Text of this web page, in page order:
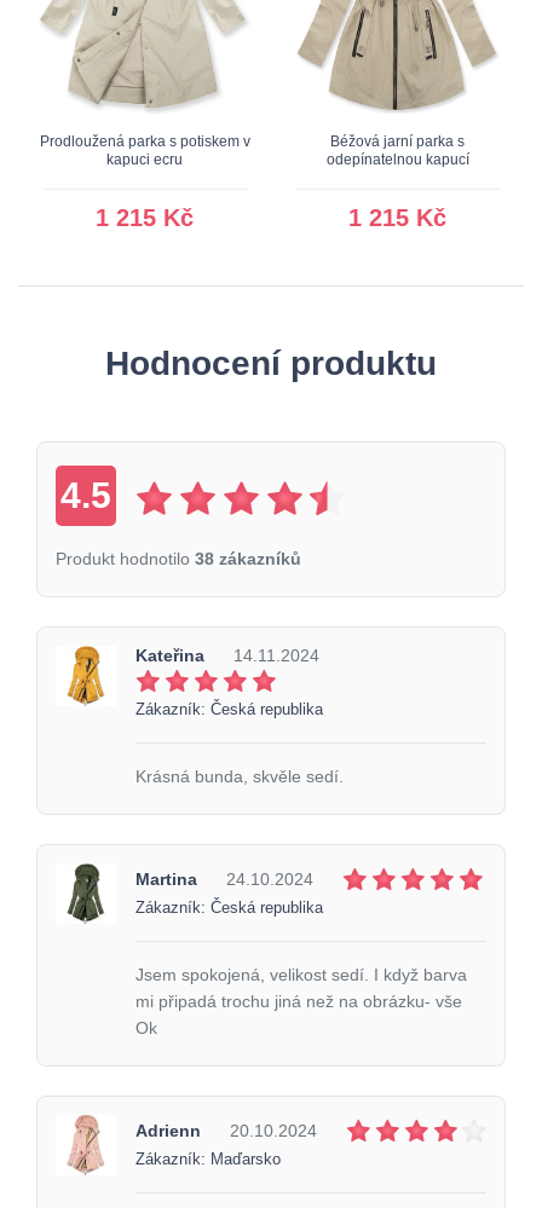
Prodloužená parka s potiskem v
kapuci ecru
1 215 Kč
Béžová jarní parka s
odepínatelnou kapucí
1 215 Kč
Hodnocení produktu
4.5
Produkt hodnotilo 38 zákazníků
Kateřina 14.11.2024
Zákazník: Česká republika
Krásná bunda, skvěle sedí.
Martina 24.10.2024
Zákazník: Česká republika
Jsem spokojená, velikost sedí. I když barva
mi připadá trochu jiná než na obrázku- vše
Ok
Adrienn 20.10.2024
Zákazník: Maďarsko